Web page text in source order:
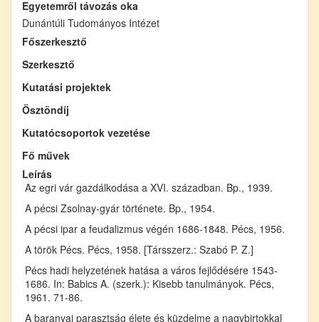
Egyetemről távozás oka
Dunántúli Tudományos Intézet
Főszerkesztő
Szerkesztő
Kutatási projektek
Ösztöndíj
Kutatócsoportok vezetése
Fő művek
Leírás
Az egri vár gazdálkodása a XVI. században. Bp., 1939.
A pécsi Zsolnay-gyár története. Bp., 1954.
A pécsi ipar a feudalizmus végén 1686-1848. Pécs, 1956.
A török Pécs. Pécs, 1958. [Társszerz.: Szabó P. Z.]
Pécs hadi helyzetének hatása a város fejlődésére 1543-
1686. In: Babics A. (szerk.): Kisebb tanulmányok. Pécs,
1961. 71-86.
A baranyai parasztság élete és küzdelme a nagybirtokkal